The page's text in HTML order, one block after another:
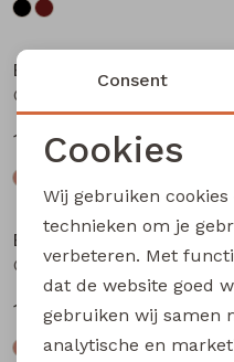
Bakkaboe
12,99
Bakkaboe
Olivia baby W20243 baby meisjes T-shirt lm Zwart
12,99
Noodzakelijke
Analytische
Marketing cookies
Consent
Cookies
Wij gebruiken
technieken om je
verbeteren. Met
dat de website goed
gebruiken wij samen
analytische en